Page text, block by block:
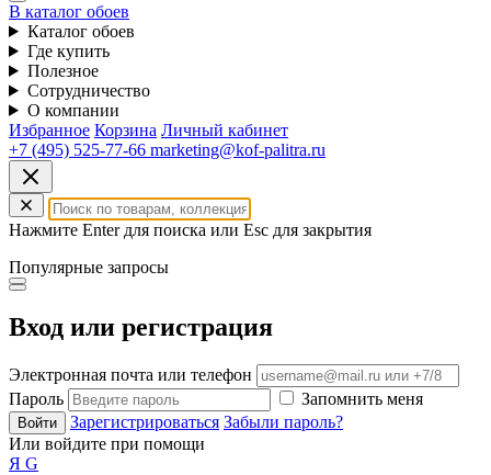
В каталог обоев
Каталог обоев
Где купить
Полезное
Сотрудничество
О компании
Избранное Корзина Личный кабинет
+7 (495) 525-77-66 marketing@kof-palitra.ru
Нажмите Enter для поиска или Esc для закрытия
Популярные запросы
Вход или регистрация
Электронная почта или телефон
Пароль
Запомнить меня
Войти Зарегистрироваться Забыли пароль?
Или войдите при помощи
Я G